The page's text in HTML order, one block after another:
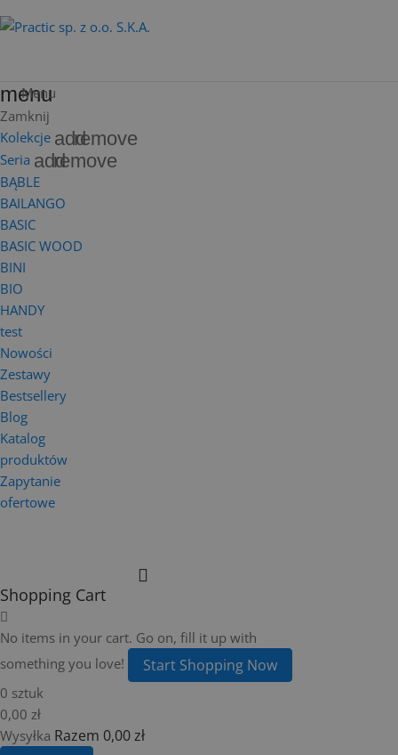
menu
Menu
Zamknij
Kolekcje addremove
Seria addremove
BĄBLE
BAILANGO
BASIC
BASIC WOOD
BINI
BIO
HANDY
test
Nowości
Zestawy
Bestsellery
Blog
Katalog
produktów
Zapytanie
ofertowe
Shopping Cart
No items in your cart. Go on, fill it up with
something you love!
Start Shopping Now
0 sztuk
0,00 zł
Wysyłka Razem 0,00 zł